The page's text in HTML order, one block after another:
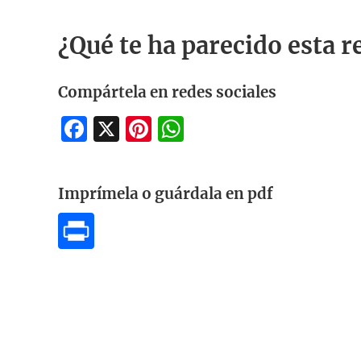
¿Qué te ha parecido esta
Compártela en redes sociales
Facebook
X Pinterest
Imprímela o guárdala en pdf